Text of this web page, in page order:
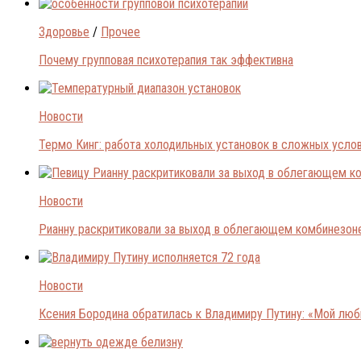
Здоровье / Прочее
Почему групповая психотерапия так эффективна
Новости
Термо Кинг: работа холодильных установок в сложных
Новости
Рианну раскритиковали за выход в облегающем
Новости
Ксения Бородина обратилась к Владимиру Путину: «Мой